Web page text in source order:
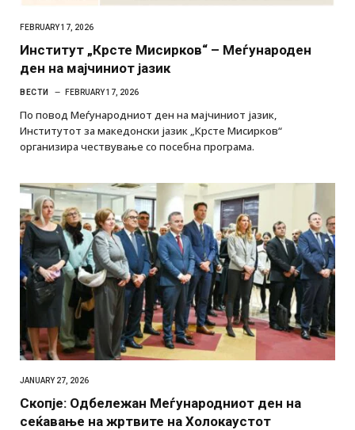
FEBRUARY 17, 2026
Институт „Крсте Мисирков“ – Меѓународен
ден на мајчиниот јазик
ВЕСТИ FEBRUARY 17, 2026
По повод Меѓународниот ден на мајчиниот јазик,
Институтот за македонски јазик „Крсте Мисирков“
организира чествување со посебна програма.
JANUARY 27, 2026
Скопје: Одбележан Меѓународниот ден на
сеќавање на жртвите на Холокаустот